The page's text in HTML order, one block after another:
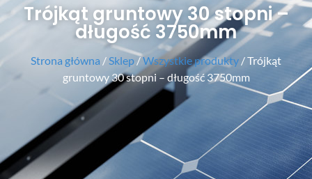
Trójkąt gruntowy 30 stopni –
długość 3750mm
Strona główna / Sklep/Wszystkie produkty / Trójkąt
gruntowy 30 stopni – długość 3750mm